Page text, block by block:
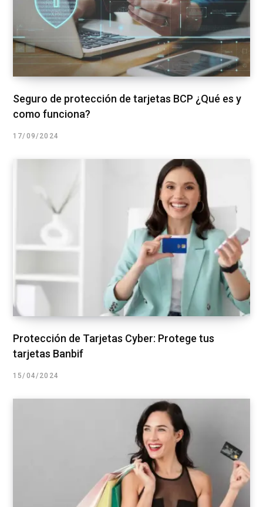
Seguro de protección de tarjetas BCP ¿Qué es y
como funciona?
17/09/2024
Protección de Tarjetas Cyber: Protege tus
tarjetas Banbif
15/04/2024